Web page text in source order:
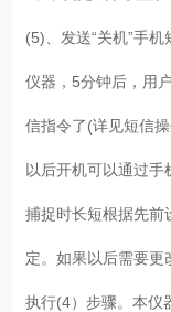
(5)、发送“关机”手
仪器，5分钟后，用
信指令了(详见短信
以后开机可以通过手
捕捉时长短根据先前
定。如果以后需要
执行(4）步骤。本仪